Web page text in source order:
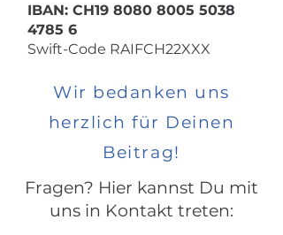
​IBAN: CH19 8080 8005 5038
4785 6
Swift-Code RAIFCH22XXX
Wir bedanken uns
herzlich für Deinen
Beitrag!
Fragen? Hier kannst Du mit
uns in Kontakt treten: